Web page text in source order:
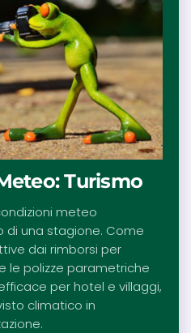
Turismo
meteo
di una stagione. Come
dai rimborsi per
le polizze parametriche
per hotel e villaggi,
climatico in